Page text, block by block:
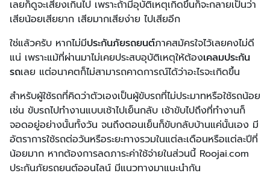
เลยก็ดูจะเสี่ยงเกินไป เพราะถ้ามีอุบัติเหตุเกิดขึ้นก็จะกลายเป็นว่า
เสียน้อยเสียยาก เสียมากเสียง่าย ไปเสียอีก
ใช่แล้วครับ หากไม่มีประกันภัยรถยนต์ภาคสมัครใจไว้เลยคงไม่ดี
แน่ เพราะแม้ที่ผ่านมาไม่เคยประสบอุบัติเหตุให้ต้องเคลมประกัน
รถเลย แต่อนาคตก็ไม่สามารถคาดการณ์ได้ว่าอะไรจะเกิดขึ้น
สำหรับผู้ใช้รถที่คิดว่าตัวเองเป็นผู้ขับรถที่ไม่ประมาทหรือใช้รถน้อย
เช่น ขับรถไปทำงานแบบเช้าไปเย็นกลับ เช้าขับไปถึงที่ทำงานก็
จอดอยู่อย่างนั้นทั้งวัน จนถึงตอนเย็นก็ขับกลับบ้านแค่นั้นเอง มี
อัตราการใช้รถต่อวันหรือระยะทางรวมในแต่ละเดือนหรือแต่ละปีที่
น้อยมาก หากต้องการลดภาระค่าใช้จ่ายในส่วนนี้ Roojai.com
ประกันภัยรถยนต์ออนไลน์ มีแนวทางมาแนะนำกัน